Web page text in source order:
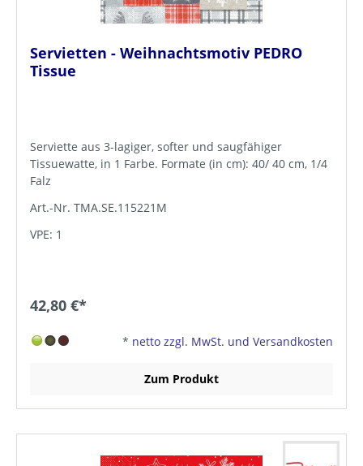
Servietten - Weihnachtsmotiv PEDRO
Tissue
Serviette aus 3-lagiger, softer und saugfähiger
Tissuewatte, in 1 Farbe. Formate (in cm): 40/ 40 cm, 1/4
Falz
Art.-Nr. TMA.SE.115221M
VPE: 1
42,80 €*
* netto zzgl. MwSt. und Versandkosten
Zum Produkt